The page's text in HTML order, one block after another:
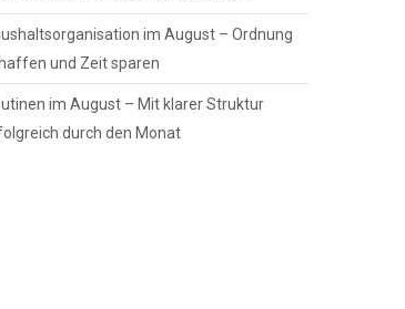
im August – Ordnung
und Zeit sparen
im August – Mit klarer Struktur
durch den Monat